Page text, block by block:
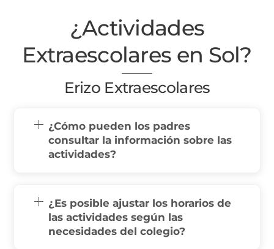
¿Actividades
Extraescolares en Sol?
Erizo Extraescolares
¿Cómo pueden los padres
consultar la información sobre las
actividades?
¿Es posible ajustar los horarios de
las actividades según las
necesidades del colegio?